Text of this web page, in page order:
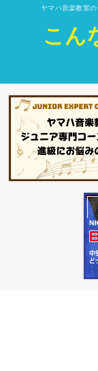
ヤマハ音楽教室
こん